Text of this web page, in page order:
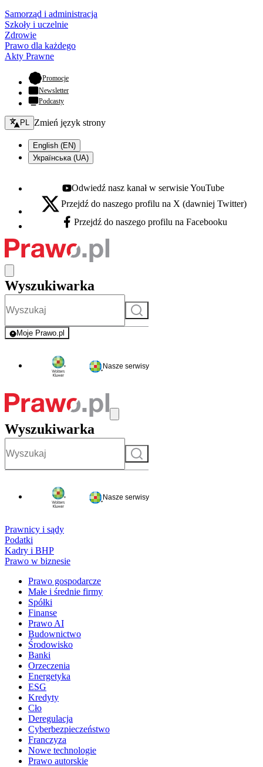
Samorząd i administracja
Szkoły i uczelnie
Zdrowie
Prawo dla każdego
Akty Prawne
Promocje- otwiera się w nowej karcie
Newsletter
Podcasty
Zmień język - bieżący:
PL Zmień język strony
English (EN)
Українська (UA)
Youtube - otwiera się w nowej karcie
Odwiedź nasz kanał w serwisie YouTube
X - otwiera się w nowej karcie
Przejdź do naszego profilu na X (dawniej Twitter)
Facebook - otwiera się w nowej karcie
Przejdź do naszego profilu na Facebooku
Wyszukiwarka
Szukaj
Moje Prawo.pl
- rejestracja i logowanie do serwisu
Nasze serwisy
Wyszukiwarka
Szukaj
Nasze serwisy
Prawnicy i sądy
Podatki
Kadry i BHP
Prawo w biznesie
Prawo gospodarcze
Małe i średnie firmy
Spółki
Finanse
Prawo AI
Budownictwo
Środowisko
Banki
Orzeczenia
Energetyka
ESG
Kredyty
Cło
Deregulacja
Cyberbezpieczeństwo
Franczyza
Nowe technologie
Prawo autorskie